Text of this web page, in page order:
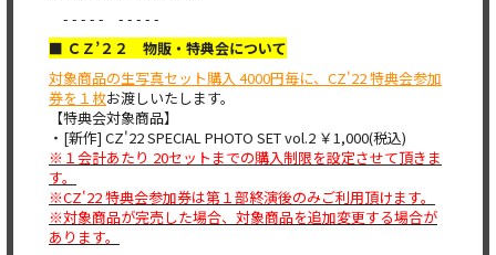
- - - - - - - - - -
■ ＣＺ’２２ 物販・特典会について
対象商品の生写真セット購入 4000円毎に、CZ'22 特典会参加
券を１枚お渡しいたします。
【特典会対象商品】
・[新作] CZ'22 SPECIAL PHOTO SET vol.2 ￥1,000(税込)
※１会計あたり 20セットまでの購入制限を設定させて頂きま
す。
※CZ'22 特典会参加券は第１部終演後のみご利用頂けます。
※対象商品が完売した場合、対象商品を追加変更する場合が
あります。